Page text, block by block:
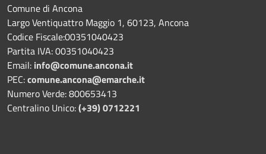
Comune di Ancona
Largo Ventiquattro Maggio 1, 60123, Ancona
Codice Fiscale:00351040423
Partita IVA: 00351040423
Email: info@comune.ancona.it
PEC:comune.ancona@emarche.it
Numero Verde: 800653413
Centralino Unico:(+39) 0712221